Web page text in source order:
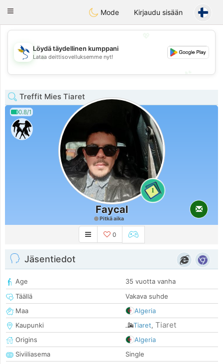
SvenskaDating
Toggle
Mode Kirjaudu sisään
💖
💕
Löydä täydellinen kumppani
Lataa deittisovelluksemme nyt!
Treffit Mies Tiaret
0.8/1
1
Faycal
Pitkä aika
0
Jäsentiedot
Age
35 vuotta vanha
Täällä
Vakava suhde
Maa
Algeria
Kaupunki
Tiaret, Tiaret
Origins
Algeria
Siviiliasema
Single